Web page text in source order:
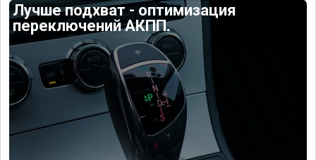
Лучше подхват - оптимизация
переключений АКПП.